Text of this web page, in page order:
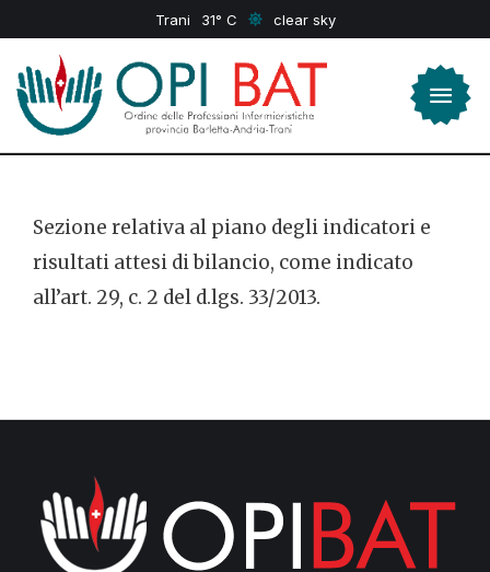
Trani 31 clear sky
Sezione relativa al piano degli indicatori e
risultati attesi di bilancio, come indicato
all’art. 29, c. 2 del d.lgs. 33/2013.